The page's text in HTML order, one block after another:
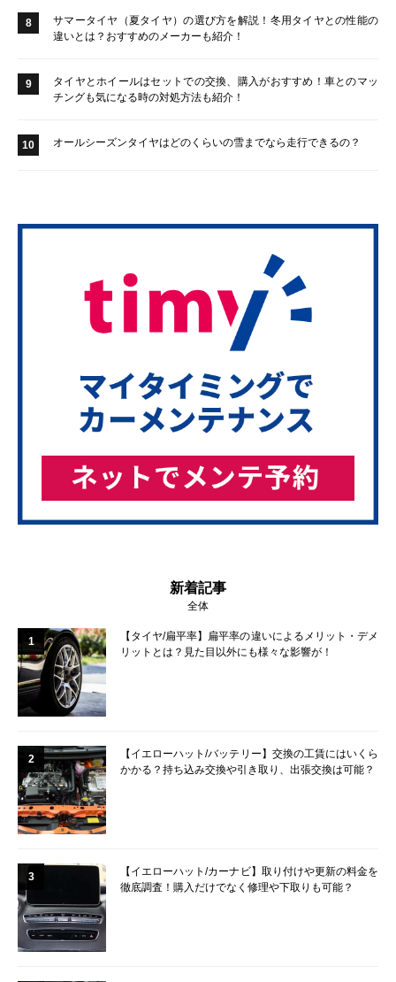
8
サマータイヤ（夏タイヤ）の選び方を解説！冬用タイヤとの性能の
違いとは？おすすめのメーカーも紹介！
9
タイヤとホイールはセットでの交換、購入がおすすめ！車とのマッ
チングも気になる時の対処方法も紹介！
10 オールシーズンタイヤはどのくらいの雪までなら走行できるの？
新着記事
全体
1
【タイヤ/扁平率】扁平率の違いによるメリット・デメ
リットとは？見た目以外にも様々な影響が！
2
【イエローハット/バッテリー】交換の工賃にはいくら
かかる？持ち込み交換や引き取り、出張交換は可能？
3
【イエローハット/カーナビ】取り付けや更新の料金を
徹底調査！購入だけでなく修理や下取りも可能？